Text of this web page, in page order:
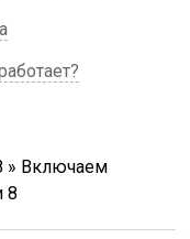
» Включаем
8